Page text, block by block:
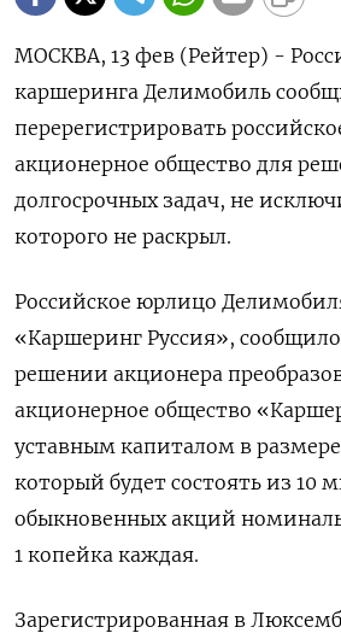
МОСКВА, 13 фев (Рейтер) -
каршеринга Делимобиль
перерегистрировать
акционерное общество для
долгосрочных задач, не
которого не раскрыл.
Российское юрлицо
«Каршеринг Руссия»,
решении акционера
акционерное общество
уставным капиталом в размере
который будет состоять из 10
обыкновенных акций
1 копейка каждая.
Зарегистрированная в